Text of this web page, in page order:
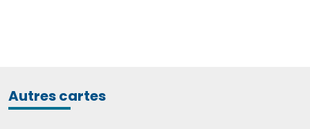
Autres cartes